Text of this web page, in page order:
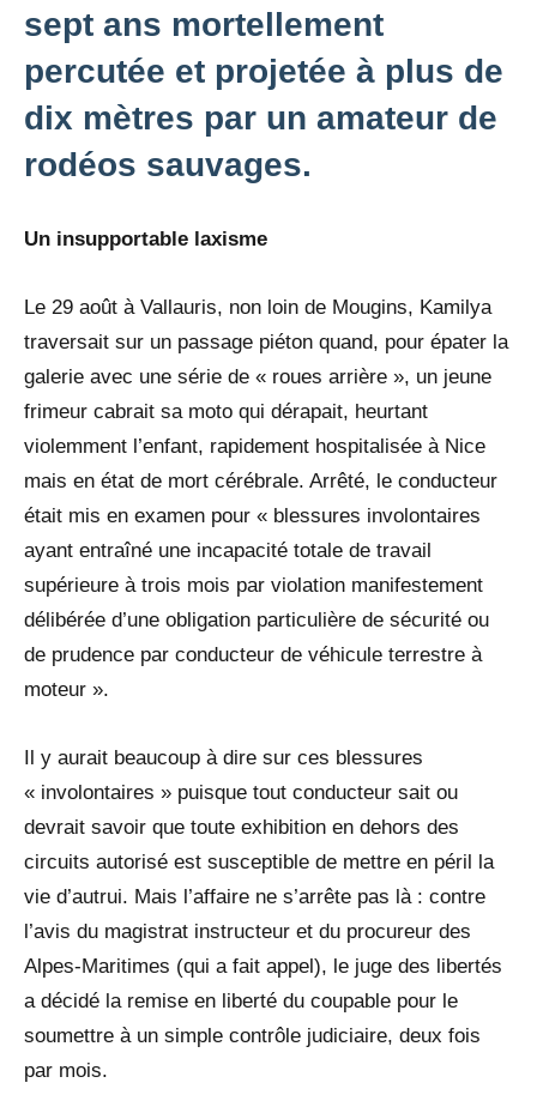
sept ans mortellement
percutée et projetée à plus de
dix mètres par un amateur de
rodéos sauvages.
Un insupportable laxisme
Le 29 août à Vallauris, non loin de Mougins, Kamilya
traversait sur un passage piéton quand, pour épater la
galerie avec une série de « roues arrière », un jeune
frimeur cabrait sa moto qui dérapait, heurtant
violemment l’enfant, rapidement hospitalisée à Nice
mais en état de mort cérébrale. Arrêté, le conducteur
était mis en examen pour « blessures involontaires
ayant entraîné une incapacité totale de travail
supérieure à trois mois par violation manifestement
délibérée d’une obligation particulière de sécurité ou
de prudence par conducteur de véhicule terrestre à
moteur ».
Il y aurait beaucoup à dire sur ces blessures
« involontaires » puisque tout conducteur sait ou
devrait savoir que toute exhibition en dehors des
circuits autorisé est susceptible de mettre en péril la
vie d’autrui. Mais l’affaire ne s’arrête pas là : contre
l’avis du magistrat instructeur et du procureur des
Alpes-Maritimes (qui a fait appel), le juge des libertés
a décidé la remise en liberté du coupable pour le
soumettre à un simple contrôle judiciaire, deux fois
par mois.